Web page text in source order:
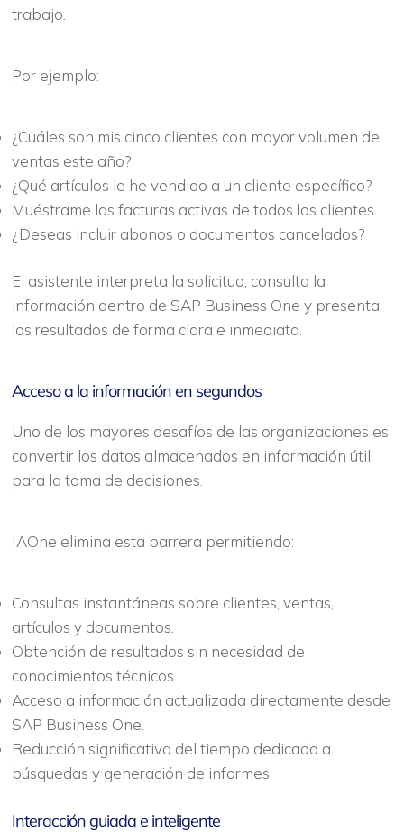
trabajo.
Por ejemplo:
¿Cuáles son mis cinco clientes con mayor volumen de
ventas este año?
¿Qué artículos le he vendido a un cliente específico?
Muéstrame las facturas activas de todos los clientes.
¿Deseas incluir abonos o documentos cancelados?
El asistente interpreta la solicitud, consulta la
información dentro de SAP Business One y presenta
los resultados de forma clara e inmediata.
Acceso a la información en segundos
Uno de los mayores desafíos de las organizaciones es
convertir los datos almacenados en información útil
para la toma de decisiones.
IAOne elimina esta barrera permitiendo:
Consultas instantáneas sobre clientes, ventas,
artículos y documentos.
Obtención de resultados sin necesidad de
conocimientos técnicos.
Acceso a información actualizada directamente desde
SAP Business One.
Reducción significativa del tiempo dedicado a
búsquedas y generación de informes
Interacción guiada e inteligente